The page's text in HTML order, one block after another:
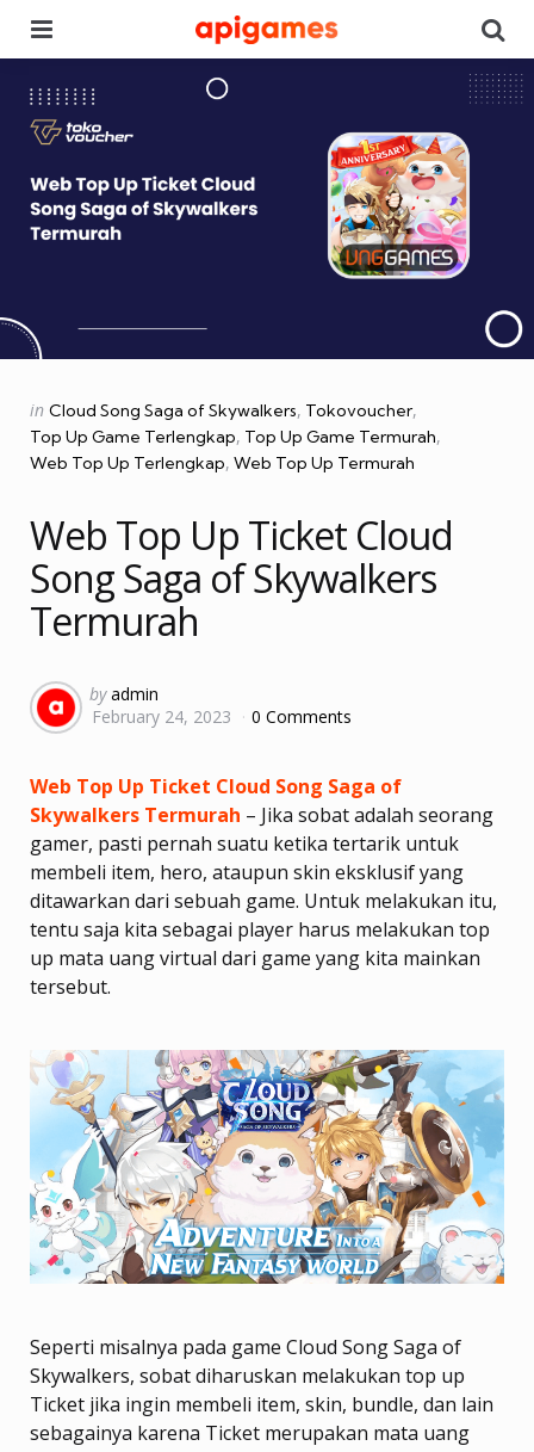
Categories
Posted
in
in Cloud Song Saga of Skywalkers Tokovoucher
Top Up Game Terlengkap Top Up Game Termurah
Web Top Up Terlengkap Web Top Up Termurah
Web Top Up Ticket Cloud
Song Saga of Skywalkers
Termurah
Posted
by
by admin
February 24, 2023
0 Comments
Web Top Up Ticket Cloud Song Saga of
Skywalkers Termurah – Jika sobat adalah seorang
gamer, pasti pernah suatu ketika tertarik untuk
membeli item, hero, ataupun skin eksklusif yang
ditawarkan dari sebuah game. Untuk melakukan itu,
tentu saja kita sebagai player harus melakukan top
up mata uang virtual dari game yang kita mainkan
tersebut.
Seperti misalnya pada game Cloud Song Saga of
Skywalkers, sobat diharuskan melakukan top up
Ticket jika ingin membeli item, skin, bundle, dan lain
sebagainya karena Ticket merupakan mata uang